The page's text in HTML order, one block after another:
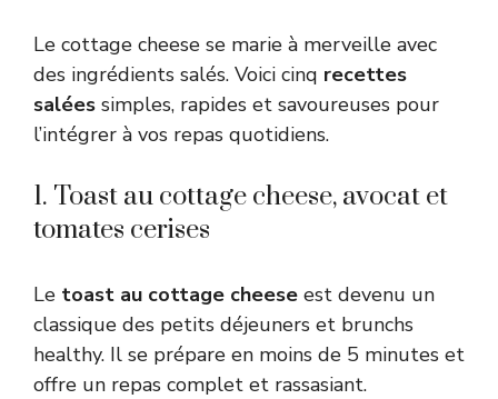
Le cottage cheese se marie à merveille avec
des ingrédients salés. Voici cinq recettes
salées simples, rapides et savoureuses pour
l’intégrer à vos repas quotidiens.
1. Toast au cottage cheese, avocat et
tomates cerises
Le toast au cottage cheese est devenu un
classique des petits déjeuners et brunchs
healthy. Il se prépare en moins de 5 minutes et
offre un repas complet et rassasiant.